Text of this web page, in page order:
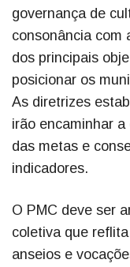
governança de
consonância com
dos principais
posicionar os
As diretrizes
irão encaminhar
das metas e
indicadores.
O PMC deve ser
coletiva que
anseios e